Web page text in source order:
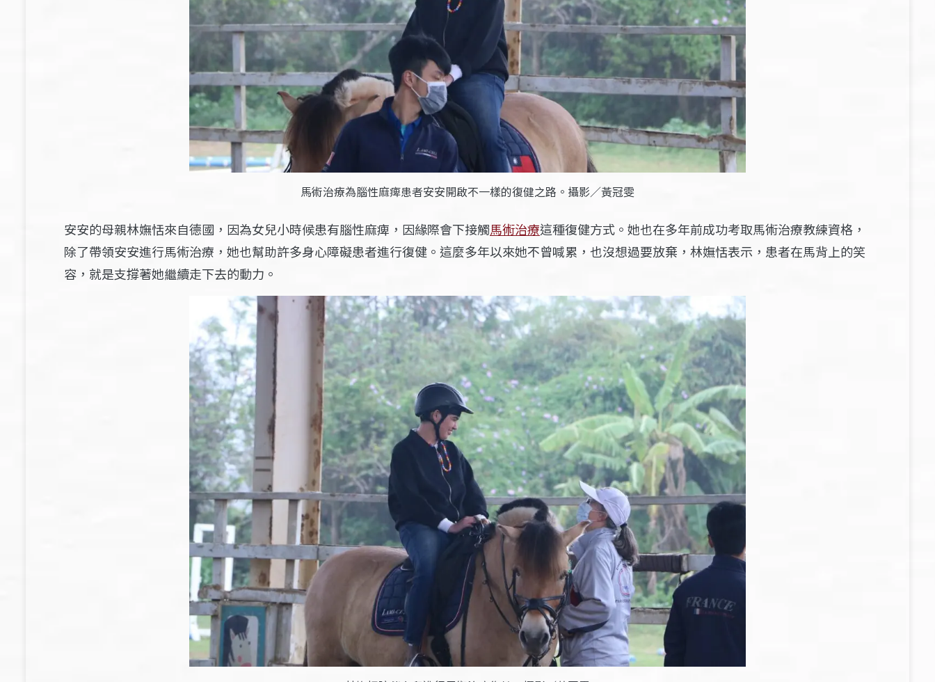
馬術治療為腦性麻痺患者安安開啟不一樣的復健之路。攝影／黃冠雯
安安的母親林嫵恬來自德國，因為女兒小時候患有腦性麻痺，因緣際會下接觸馬術治療這種復健方式。她也在多年前成功考取馬術治療教練資格，
除了帶領安安進行馬術治療，她也幫助許多身心障礙患者進行復健。這麼多年以來她不曾喊累，也沒想過要放棄，林嫵恬表示，患者在馬背上的笑
容，就是支撐著她繼續走下去的動力。